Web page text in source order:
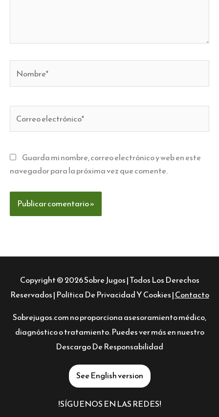
electrónico*
Guarda mi nombre, correo electrónico y web en este
navegador para la próxima vez que comente.
Copyright © 2026Sobre Jugos| Todos Los Derechos
Reservados | Política De Privacidad Y Cookies|Contacto
Sobrejugos.com no proporciona asesoramiento médico,
diagnóstico o tratamiento. Puedes ver más en nuestro
Descargo De Responsabilidad
See English version
!SÍGUENOS EN LAS REDES!